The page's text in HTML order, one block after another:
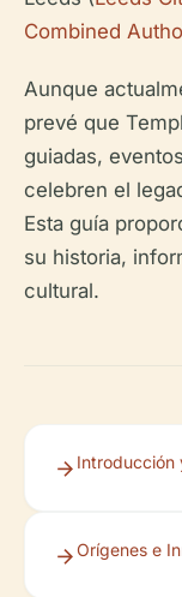
Combined
Aunque
prevé que
guiadas,
celebren el
Esta guía
su historia,
cultural.
Introducción
Orígenes e